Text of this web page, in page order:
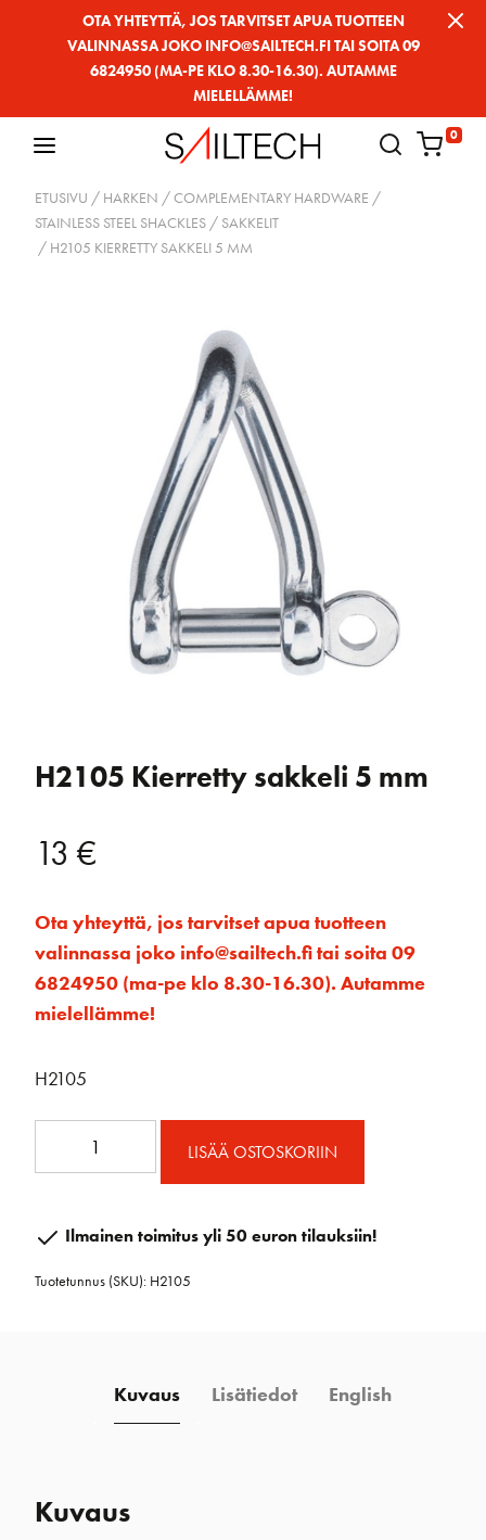
OTA YHTEYTTÄ, JOS TARVITSET APUA TUOTTEEN
VALINNASSA JOKO INFO@SAILTECH.FI TAI SOITA 09
6824950 (MA-PE KLO 8.30-16.30). AUTAMME
MIELELLÄMME!
0
ETUSIVU / HARKEN /COMPLEMENTARY HARDWARE /
STAINLESS STEEL SHACKLES / SAKKELIT
/ H2105 KIERRETTY SAKKELI 5 MM
H2105 Kierretty sakkeli 5 mm
13 €
Ota yhteyttä, jos tarvitset apua tuotteen
valinnassa joko info@sailtech.fi tai soita 09
6824950 (ma-pe klo 8.30-16.30). Autamme
mielellämme!
H2105
määrä
LISÄÄ OSTOSKORIIN
Ilmainen toimitus yli 50 euron tilauksiin!
Tuotetunnus (SKU): H2105
Kuvaus Lisätiedot English
Kuvaus